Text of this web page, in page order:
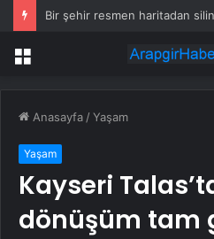
Bir şehir resmen haritadan
Menü
Anasayfa /Yaşam
Yaşam
Kayseri
dönüşüm tam